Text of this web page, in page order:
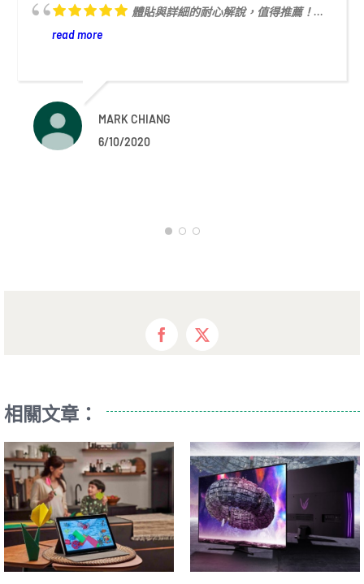
體貼與詳細的耐心解說，值得推薦！...
read more
MARK CHIANG
6/10/2020
Facebook
X
相關文章：